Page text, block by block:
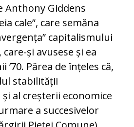
Anthony Giddens
cale”, care semăna
capitalismului
și avusese și ea
’70. Părea de înțeles că,
stabilității
al creșterii economice
a succesivelor